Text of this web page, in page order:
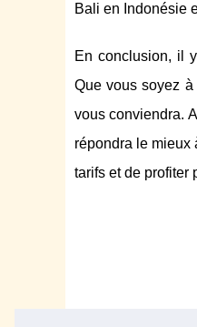
Bali en Indonésie
En conclusion, il
Que vous soyez
vous conviendra.
répondra le mieux
tarifs et de profiter